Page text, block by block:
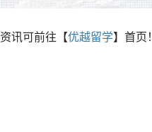
讯可前往【优越留学】首页！